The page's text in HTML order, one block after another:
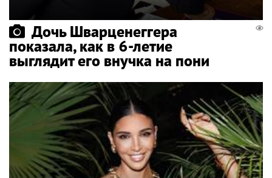
Дочь Шварценеггера
показала, как в 6-летие
выглядит его внучка на пони